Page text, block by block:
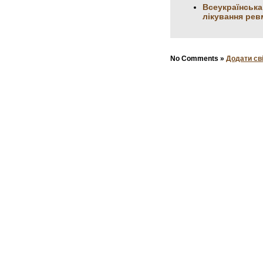
лікування
No Comments » Додати